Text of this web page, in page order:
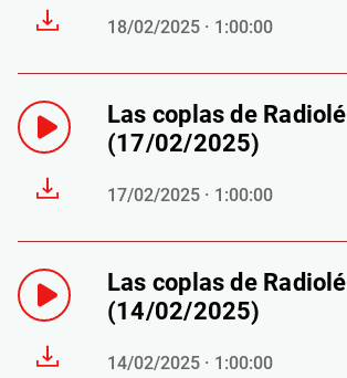
18/02/2025 · 1:00:00
Las coplas de Radiolé
(17/02/2025)
17/02/2025 · 1:00:00
Las coplas de Radiolé
(14/02/2025)
14/02/2025 · 1:00:00